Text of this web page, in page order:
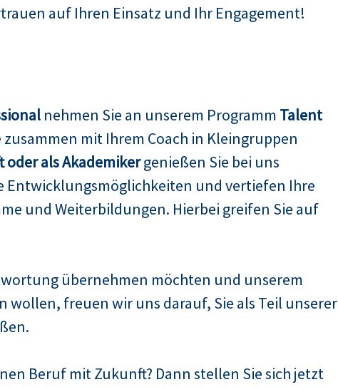
auf Ihren Einsatz und Ihr Engagement!
nehmen Sie an unserem Programm Talent
mit Ihrem Coach in Kleingruppen
oder als Akademikergenießen Sie bei uns
Entwicklungsmöglichkeiten und vertiefen Ihre
und Weiterbildungen. Hierbei greifen Sie auf
übernehmen möchten und unserem
wollen, freuen wir uns darauf, Sie als Teil unserer
Beruf mit Zukunft? Dann stellen Sie sich jetzt